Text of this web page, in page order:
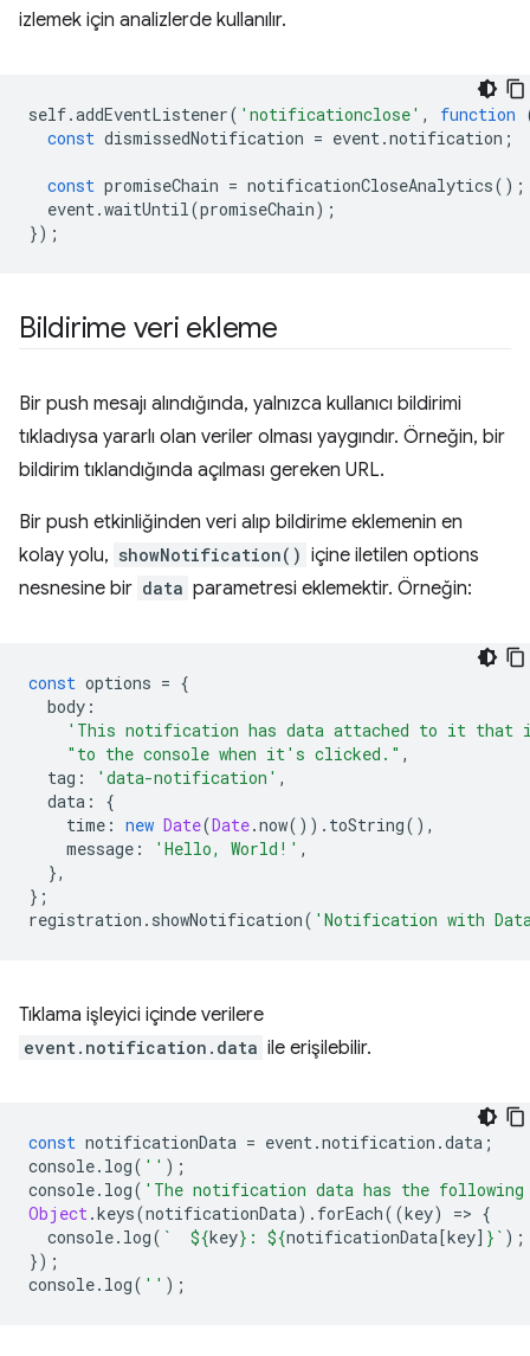
izlemek için analizlerde kullanılır.
self.addEventListener( 'notificationclose' , function
const dismissedNotification = event.notification ;
const promiseChain = notificationCloseAnalytics();
event.waitUntil(promiseChain);
});
Bildirime veri ekleme
Bir push mesajı alındığında, yalnızca kullanıcı bildirimi
tıkladıysa yararlı olan veriler olması yaygındır. Örneğin, bir
bildirim tıklandığında açılması gereken URL.
Bir push etkinliğinden veri alıp bildirime eklemenin en
kolay yolu, showNotification() içine iletilen options
nesnesine bir data parametresi eklemektir. Örneğin:
const options = {
body :
'This notification has data attached to it
"to the console when it's clicked." ,
tag : 'data-notification' ,
data :
{
time : new Date(Date.now()). toString(),
message : 'Hello, World!' ,
},
};
registration . showNotification( 'Notification with
Tıklama işleyici içinde verilere
event.notification.data ile erişilebilir.
const notificationData = event.notification .data ;
console. log( '' );
console. log( 'The notification data has the following
Object.keys(notificationData). forEach((key) => {
console. log( ` ${key} : ${notificationData[key] } ` );
});
console. log( '' );